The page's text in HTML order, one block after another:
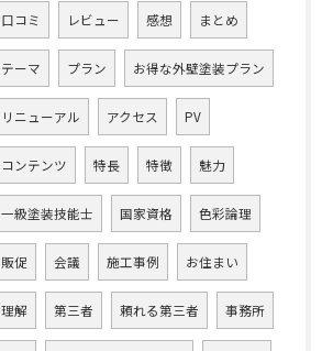
口コミ レビュー 感想 まとめ
テーマ プラン お得な外壁塗装プラン
リニューアル アクセス PV
コンテンツ 特長 特徴 魅力
一級塗装技能士 国家資格 色彩論理
販促 会議 施工事例 お住まい
理解 第三者 頼れる第三者 事務所